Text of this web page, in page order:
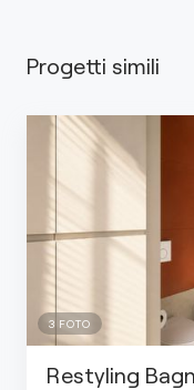
Progetti simili
3 FOTO
Restyling